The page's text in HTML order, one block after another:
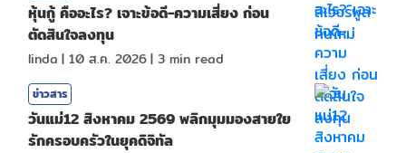
หุ้นกู้ คืออะไร? เจาะข้อดี-ความเสี่ยง ก่อน
ตัดสินใจลงทุน
linda | 10 ส.ค. 2026| 3 min read
ข่าวสาร
วันแม่12 สิงหาคม 2569 พลิกมุมมองสายใย
รักครอบครัวในยุคดิจิทัล